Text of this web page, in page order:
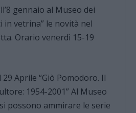
gennaio al Museo dei
in vetrina” le novità nel
Orario venerdì 15-19
Aprile “Giò Pomodoro. Il
1954-2001” Al Museo
possono ammirare le serie